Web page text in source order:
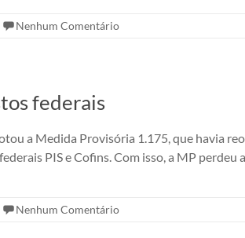
Nenhum Comentário
federais
a Medida Provisória 1.175, que havia
PIS e Cofins. Com isso, a MP perdeu
Nenhum Comentário